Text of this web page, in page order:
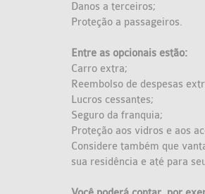
Danos a terceiros;
Proteção a passageiros.
Entre as opcionais estão:
Carro extra;
Reembolso de despesas
Lucros cessantes;
Seguro da franquia;
Proteção aos vidros e aos
Considere também que
sua residência e até para